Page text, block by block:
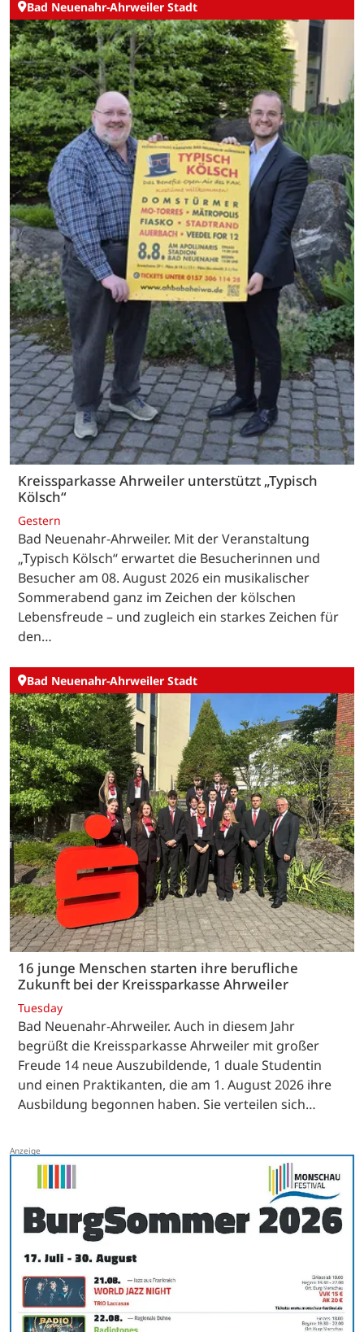
Bad Neuenahr-Ahrweiler Stadt
Kreissparkasse Ahrweiler unterstützt „Typisch
Kölsch“
Gestern
Bad Neuenahr-Ahrweiler. Mit der Veranstaltung
„Typisch Kölsch“ erwartet die Besucherinnen und
Besucher am 08. August 2026 ein musikalischer
Sommerabend ganz im Zeichen der kölschen
Lebensfreude – und zugleich ein starkes Zeichen für
den…
Bad Neuenahr-Ahrweiler Stadt
16 junge Menschen starten ihre berufliche
Zukunft bei der Kreissparkasse Ahrweiler
Tuesday
Bad Neuenahr-Ahrweiler. Auch in diesem Jahr
begrüßt die Kreissparkasse Ahrweiler mit großer
Freude 14 neue Auszubildende, 1 duale Studentin
und einen Praktikanten, die am 1. August 2026 ihre
Ausbildung begonnen haben. Sie verteilen sich…